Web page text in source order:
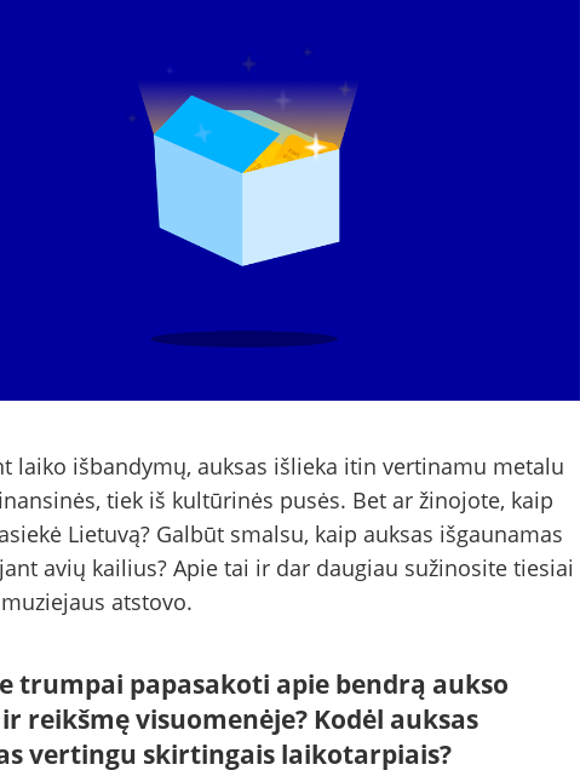
laiko išbandymų, auksas išlieka itin vertinamu metalu
tiek iš kultūrinės pusės. Bet ar žinojote, kaip
Lietuvą? Galbūt smalsu, kaip auksas išgaunamas
avių kailius? Apie tai ir dar daugiau sužinosite tiesiai
atstovo.
trumpai papasakoti apie bendrą aukso
reikšmę visuomenėje? Kodėl auksas
vertingu skirtingais laikotarpiais?